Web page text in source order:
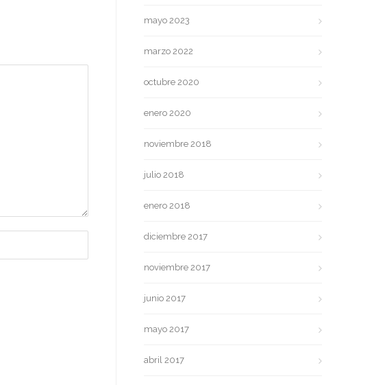
mayo 2023
marzo 2022
octubre 2020
enero 2020
noviembre 2018
julio 2018
enero 2018
diciembre 2017
noviembre 2017
junio 2017
mayo 2017
abril 2017